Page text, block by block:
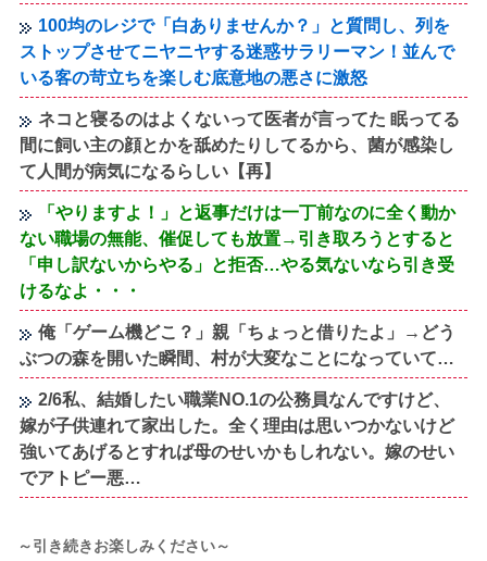
100均のレジで「白ありませんか？」と質問し、列を
ストップさせてニヤニヤする迷惑サラリーマン！並んで
いる客の苛立ちを楽しむ底意地の悪さに激怒
ネコと寝るのはよくないって医者が言ってた 眠ってる
間に飼い主の顔とかを舐めたりしてるから、菌が感染し
て人間が病気になるらしい【再】
「やりますよ！」と返事だけは一丁前なのに全く動か
ない職場の無能、催促しても放置→引き取ろうとすると
「申し訳ないからやる」と拒否…やる気ないなら引き受
けるなよ・・・
俺「ゲーム機どこ？」親「ちょっと借りたよ」→どう
ぶつの森を開いた瞬間、村が大変なことになっていて…
2/6私、結婚したい職業NO.1の公務員なんですけど、
嫁が子供連れて家出した。全く理由は思いつかないけど
強いてあげるとすれば母のせいかもしれない。嫁のせい
でアトピー悪…
～引き続きお楽しみください～